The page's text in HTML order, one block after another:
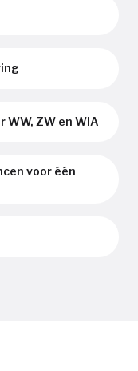
ZW en WIA
voor één